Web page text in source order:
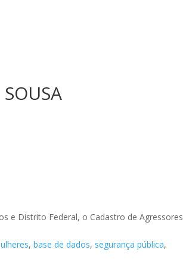
e Distrito Federal, o Cadastro de Agressores
,base de dados, segurança pública,